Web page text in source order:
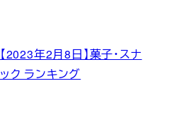
【2023年2月8日】菓子・スナ
ック ランキング